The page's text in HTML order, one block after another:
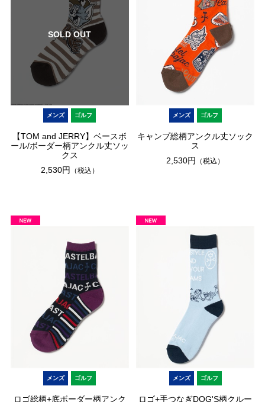
SOLD OUT
メンズ ゴルフ
【TOM and JERRY】ベースボ
ール/ボーダー柄アンクル丈ソッ
クス
2,530円
（税込）
メンズ ゴルフ
キャンプ総柄アンクル丈ソック
ス
2,530円
（税込）
メンズ ゴルフ
ロゴ総柄+底ボーダー柄アンク
メンズ ゴルフ
ロゴ+手つなぎDOG'S柄クルー